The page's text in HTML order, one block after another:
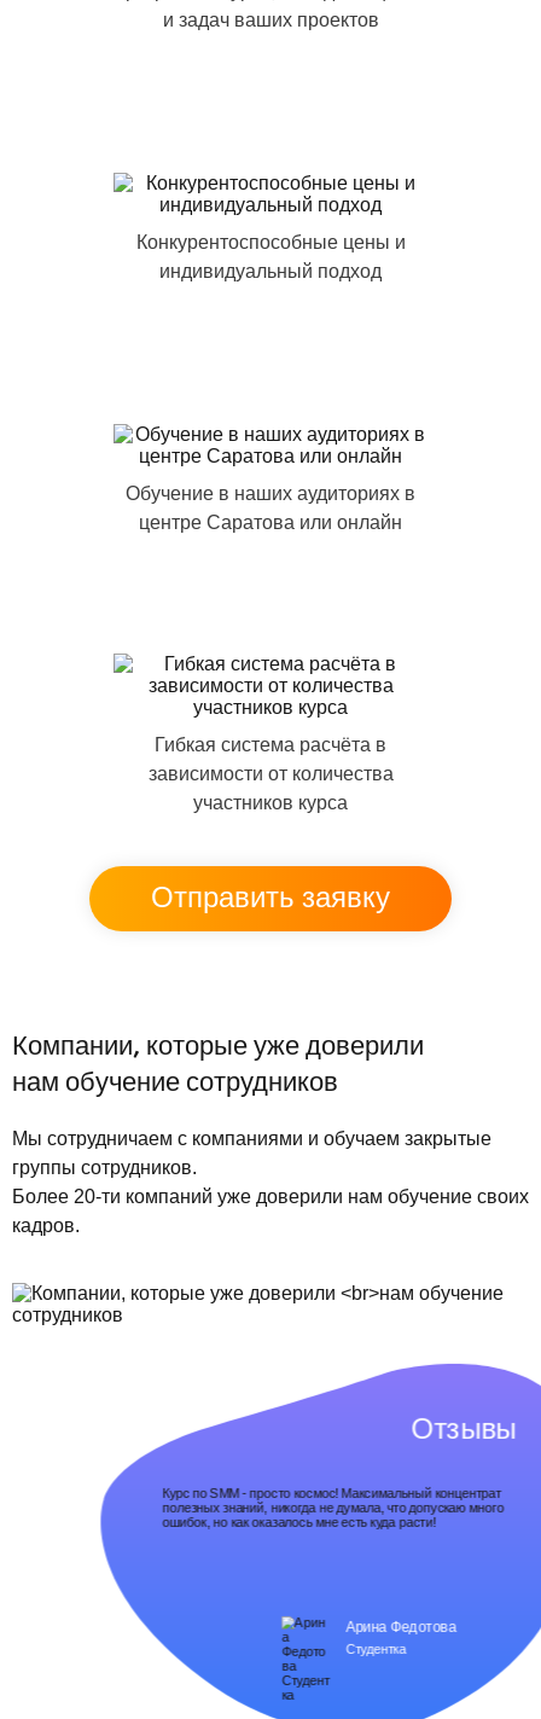
и задач ваших проектов
Конкурентоспособные цены и
индивидуальный подход
Обучение в наших аудиториях в
центре Саратова или онлайн
Гибкая система расчёта в
зависимости от количества
участников курса
Отправить заявку
Компании, которые уже доверили
нам обучение сотрудников
Мы сотрудничаем с компаниями и обучаем закрытые
группы сотрудников.
Более 20-ти компаний уже доверили нам обучение своих
кадров.
Отзывы
Курс по SMM - просто космос! Максимальный концентрат
полезных знаний, никогда не думала, что допускаю много
ошибок, но как оказалось мне есть куда расти!
Арина Федотова
Студентка